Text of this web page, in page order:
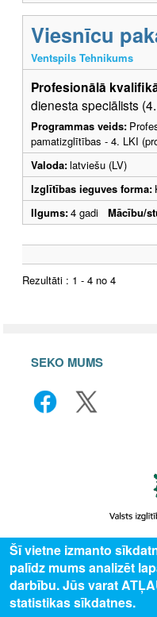
Viesnīcu
Ventspils Tehnikums
Profesionālā
dienesta speciālists
Programmas veids:
pamatizglītības - 4. LKI
Valoda:latviešu (LV)
Izglītības ieguves forma:
Ilgums:4 gadi Mācību/
Rezultāti : 1 - 4 no 4
SEKO MUMS
© 2025 Valsts izglītības
Šī vietne izmanto
palīdz mums analizēt
darbību. Jūs varat
statistikas sīkdatnes.